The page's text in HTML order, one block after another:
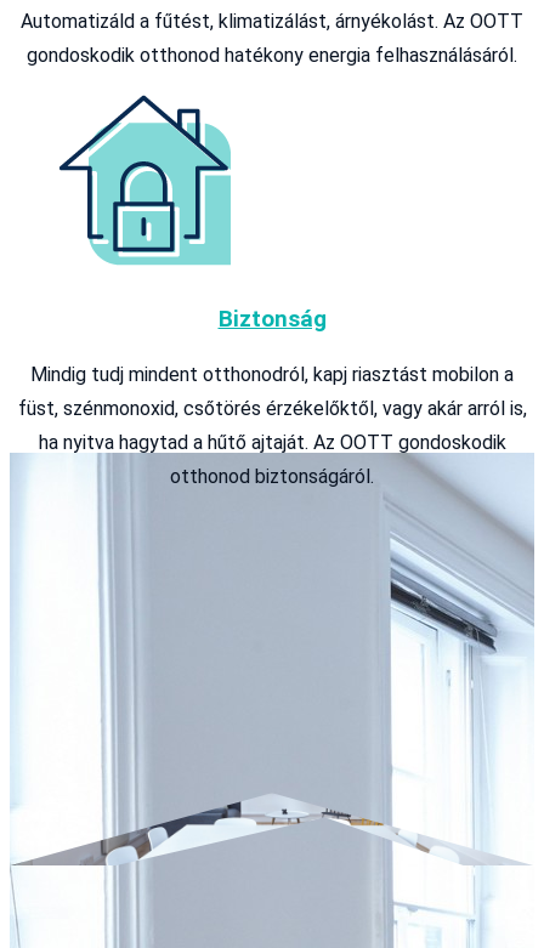
Automatizáld a fűtést, klimatizálást, árnyékolást. Az OOTT
gondoskodik otthonod hatékony energia felhasználásáról.
Biztonság
Mindig tudj mindent otthonodról, kapj riasztást mobilon a
füst, szénmonoxid, csőtörés érzékelőktől, vagy akár arról is,
ha nyitva hagytad a hűtő ajtaját. Az OOTT gondoskodik
otthonod biztonságáról.